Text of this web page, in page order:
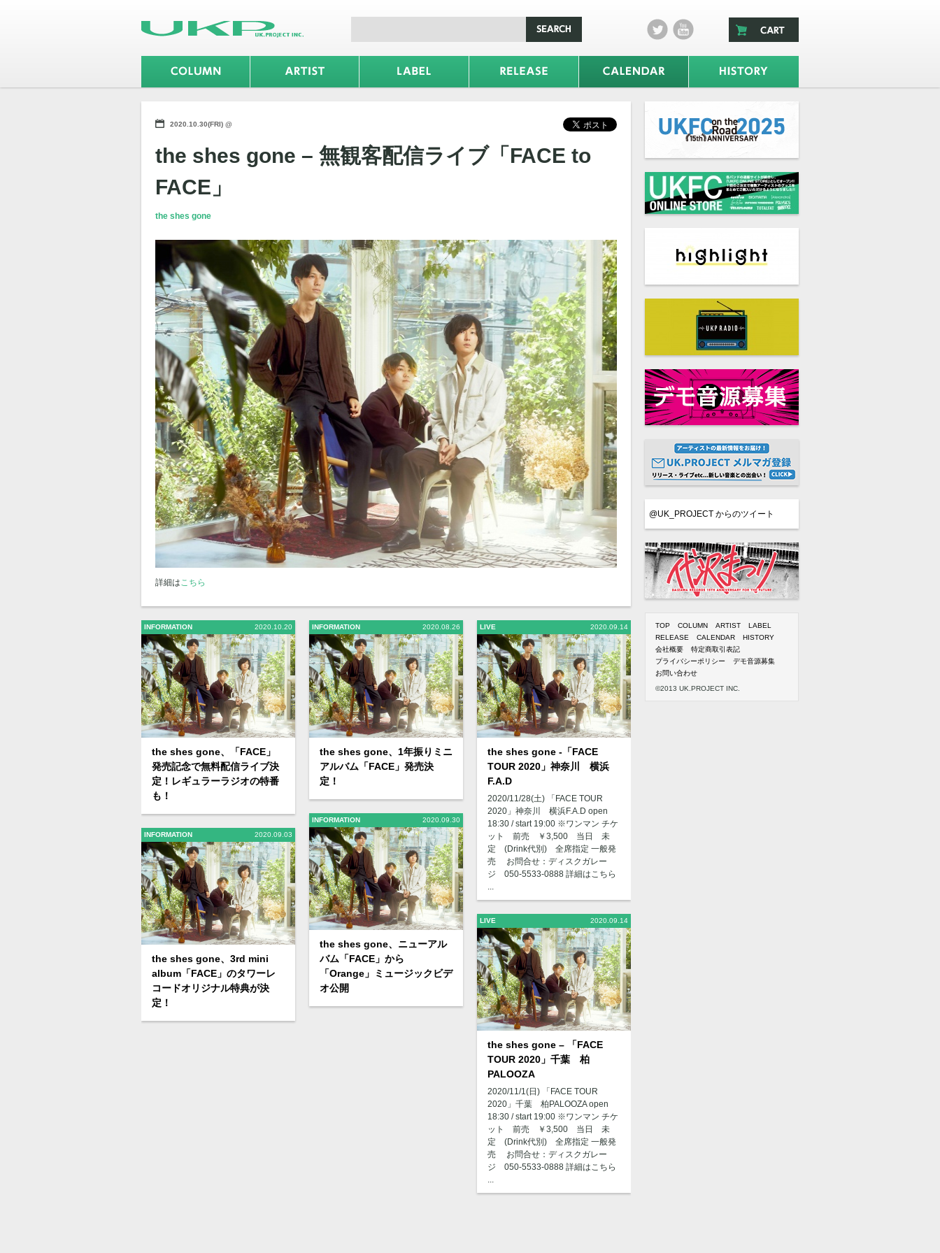
2020.10.30(FRI) @
the shes gone – 無観客配信ライブ「FACE to
FACE」
the shes gone
詳細はこちら
INFORMATION 2020.10.20
the shes gone、「FACE」
発売記念で無料配信ライブ決
定！レギュラーラジオの特番
も！
INFORMATION 2020.09.03
the shes gone、3rd mini
album「FACE」のタワーレ
コードオリジナル特典が決
定！
INFORMATION 2020.08.26
the shes gone、1年振りミニ
アルバム「FACE」発売決
定！
INFORMATION 2020.09.30
the shes gone、ニューアル
バム「FACE」から
「Orange」ミュージックビデ
オ公開
LIVE 2020.09.14
the shes gone -「FACE
TOUR 2020」神奈川 横浜
F.A.D
2020/11/28(土) 「FACE TOUR
2020」神奈川 横浜F.A.D open
18:30 / start 19:00 ※ワンマン チケ
ット 前売 ￥3,500 当日 未
定 (Drink代別) 全席指定 一般発
売 お問合せ：ディスクガレー
ジ 050-5533-0888 詳細はこちら
LIVE 2020.09.14
the shes gone – 「FACE
TOUR 2020」千葉 柏
PALOOZA
2020/11/1(日) 「FACE TOUR
2020」千葉 柏PALOOZA open
18:30 / start 19:00 ※ワンマン チケ
ット 前売 ￥3,500 当日 未
定 (Drink代別) 全席指定 一般発
売 お問合せ：ディスクガレー
ジ 050-5533-0888 詳細はこちら
...
@UK_PROJECT からのツイート
TOP COLUMN ARTIST
LABEL
RELEASE
CALENDAR
HISTORY
会社概要
特定商取引表記
プライバシーポリシー
デモ音源募集
お問い合わせ
©2013 UK.PROJECT INC.